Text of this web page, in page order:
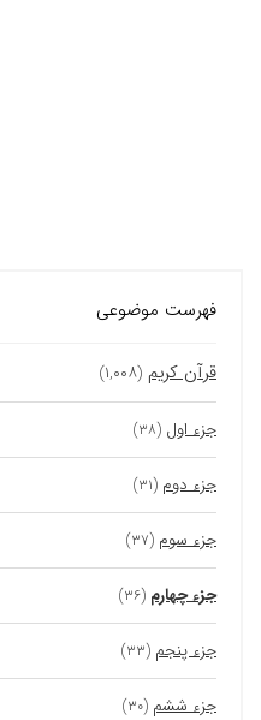
فهرست موضوعی
قرآن کریم (۱,۰۰۸)
جزء اول (۳۸)
جزء دوم (۳۱)
جزء سوم (۳۷)
جزء چهارم (۳۶)
جزء پنجم (۳۳)
جزء ششم (۳۰)